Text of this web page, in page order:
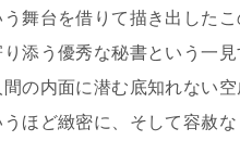
舞台を借りて描き出した
添う優秀な秘書という一
の内面に潜む底知れない
ほど緻密に、そして容赦な